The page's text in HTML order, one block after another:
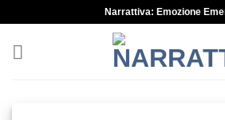
content
Narrattiva: Emozione